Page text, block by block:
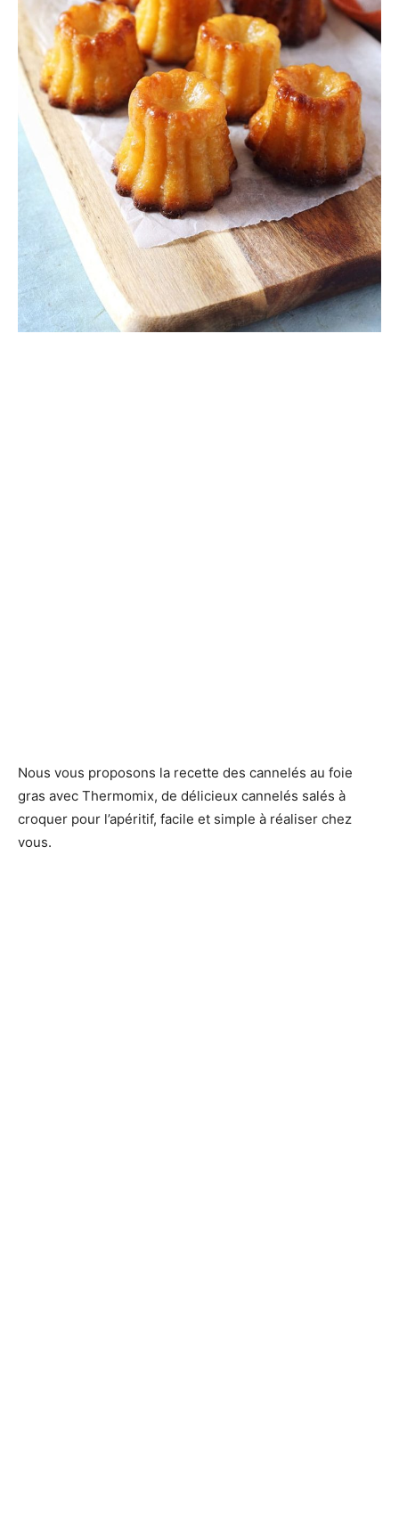
Nous vous proposons la recette des cannelés au foie
gras avec Thermomix, de délicieux cannelés salés à
croquer pour l’apéritif, facile et simple à réaliser chez
vous.